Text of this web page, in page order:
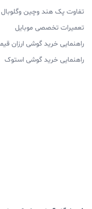
تفاوت پک هند وچین وگلوبال
تعمیرات تخصصی موبایل
راهنمایی خرید گوشی ارزان
راهنمایی خرید گوشی استوک